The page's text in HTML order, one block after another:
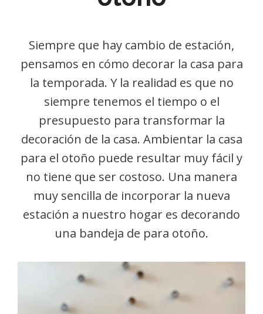
Siempre que hay cambio de estación,
pensamos en cómo decorar la casa para
la temporada. Y la realidad es que no
siempre tenemos el tiempo o el
presupuesto para transformar la
decoración de la casa. Ambientar la casa
para el otoño puede resultar muy fácil y
no tiene que ser costoso. Una manera
muy sencilla de incorporar la nueva
estación a nuestro hogar es decorando
una bandeja de para otoño.